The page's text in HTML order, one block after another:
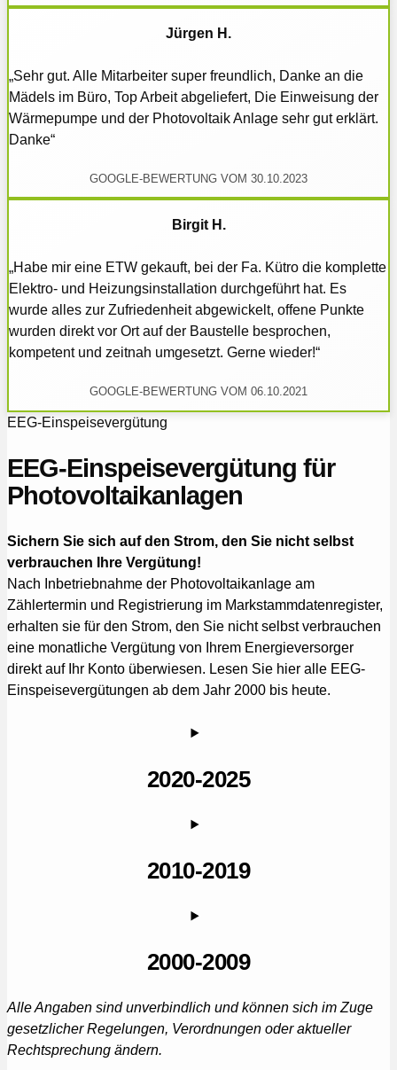
Jürgen H.
„Sehr gut. Alle Mitarbeiter super freundlich, Danke an die
Mädels im Büro, Top Arbeit abgeliefert, Die Einweisung der
Wärmepumpe und der Photovoltaik Anlage sehr gut erklärt.
Danke“
GOOGLE-BEWERTUNG VOM 30.10.2023
Birgit H.
„Habe mir eine ETW gekauft, bei der Fa. Kütro die komplette
Elektro- und Heizungsinstallation durchgeführt hat. Es
wurde alles zur Zufriedenheit abgewickelt, offene Punkte
wurden direkt vor Ort auf der Baustelle besprochen,
kompetent und zeitnah umgesetzt. Gerne wieder!“
GOOGLE-BEWERTUNG VOM 06.10.2021
EEG-Einspeisevergütung
EEG-Einspeisevergütung für
Photovoltaikanlagen
Sichern Sie sich auf den Strom, den Sie nicht selbst
verbrauchen Ihre Vergütung!
Nach Inbetriebnahme der Photovoltaikanlage am
Zählertermin und Registrierung im Markstammdatenregister,
erhalten sie für den Strom, den Sie nicht selbst verbrauchen
eine monatliche Vergütung von Ihrem Energieversorger
direkt auf Ihr Konto überwiesen. Lesen Sie hier alle EEG-
Einspeisevergütungen ab dem Jahr 2000 bis heute.
2020-2025
2010-2019
2000-2009
Alle Angaben sind unverbindlich und können sich im Zuge
gesetzlicher Regelungen, Verordnungen oder aktueller
Rechtsprechung ändern.